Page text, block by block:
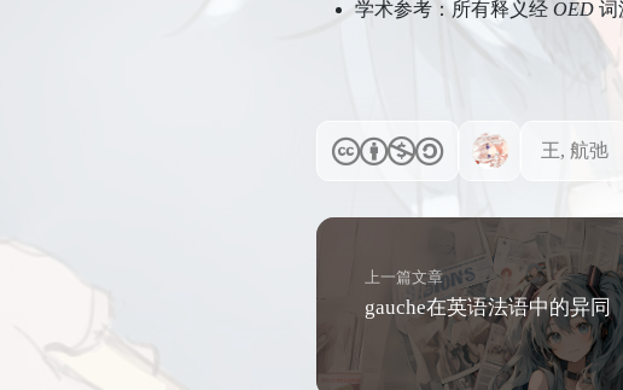
学术参考：所有释义经 OED 词
王, 航弛
上一篇文章
gauche在英语法语中的异同